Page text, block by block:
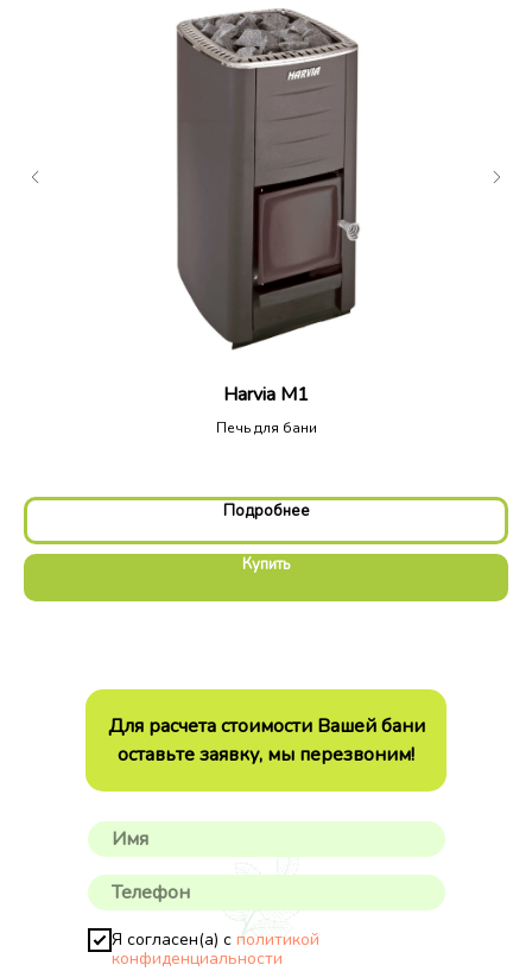
Harvia M1
Печь для бани
Подробнее
Купить
Для расчета стоимости Вашей бани
оставьте заявку, мы перезвоним!
Я согласен(а) с политикой
конфиденциальности